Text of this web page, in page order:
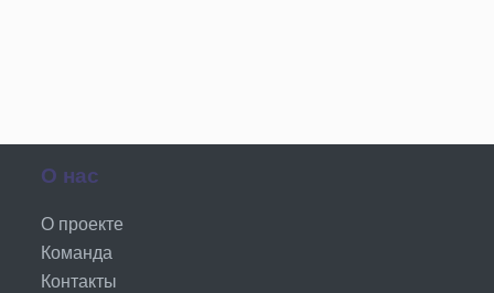
О нас
О проекте
Команда
Контакты